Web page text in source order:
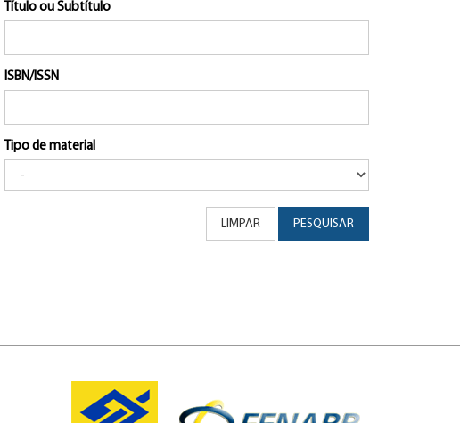
Título ou Subtítulo
ISBN/ISSN
Tipo de material
LIMPAR PESQUISAR